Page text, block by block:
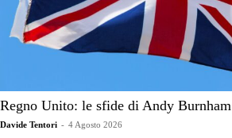
Regno Unito: le sfide di Andy Burnham
Davide Tentori - 4 Agosto 2026